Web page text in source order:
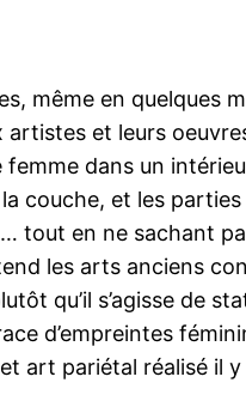
même en quelques
et leurs
dans un
couche, et les
tout en ne sachant
les arts anciens
qu’il s’agisse de
d’empreintes
pariétal réalisé il y